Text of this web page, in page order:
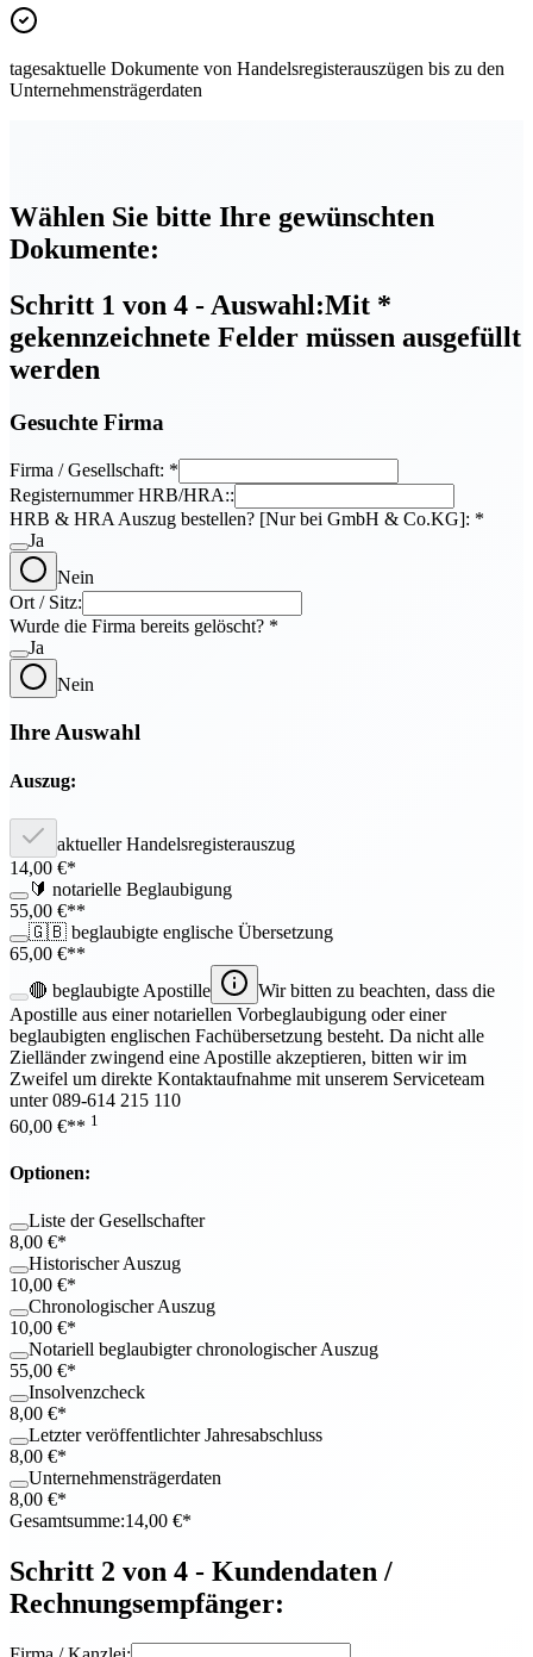
tagesaktuelle Dokumente von Handelsregisterauszügen bis zu den
Unternehmensträgerdaten
Wählen Sie bitte Ihre gewünschten
Dokumente:
Schritt 1 von 4 - Auswahl:Mit *
gekennzeichnete Felder müssen ausgefüllt
werden
Gesuchte Firma
Firma / Gesellschaft: *
Registernummer HRB/HRA::
HRB & HRA Auszug bestellen? [Nur bei GmbH & Co.KG]: *
Ja
Nein
Ort / Sitz:
Wurde die Firma bereits gelöscht? *
Ja
Nein
Ihre Auswahl
Auszug:
aktueller Handelsregisterauszug
14,00 €*
🔰 notarielle Beglaubigung
55,00 €**
🇬🇧 beglaubigte englische Übersetzung
65,00 €**
🔴 beglaubigte Apostille
Wir bitten zu beachten, dass die
Apostille aus einer notariellen Vorbeglaubigung oder einer
beglaubigten englischen Fachübersetzung besteht. Da nicht alle
Zielländer zwingend eine Apostille akzeptieren, bitten wir im
Zweifel um direkte Kontaktaufnahme mit unserem Serviceteam
unter 089-614 215 110
60,00 €** 1
Optionen:
Liste der Gesellschafter
8,00 €*
Historischer Auszug
10,00 €*
Chronologischer Auszug
10,00 €*
Notariell beglaubigter chronologischer Auszug
55,00 €*
Insolvenzcheck
8,00 €*
Letzter veröffentlichter Jahresabschluss
8,00 €*
Unternehmensträgerdaten
8,00 €*
Gesamtsumme:14,00 €*
Schritt 2 von 4 - Kundendaten /
Rechnungsempfänger: